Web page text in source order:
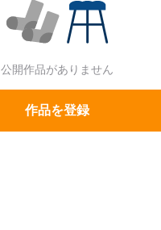
公開作品がありません
作品を登録